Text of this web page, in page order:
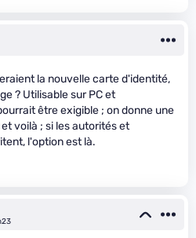
la nouvelle carte d'identité,
? Utilisable sur PC et
être exigible ; on donne une
voilà ; si les autorités et
l'option est là.